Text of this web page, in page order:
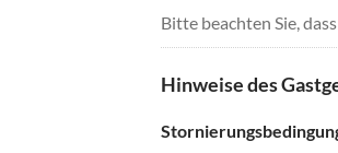
Bitte beachten Sie,
Hinweise des